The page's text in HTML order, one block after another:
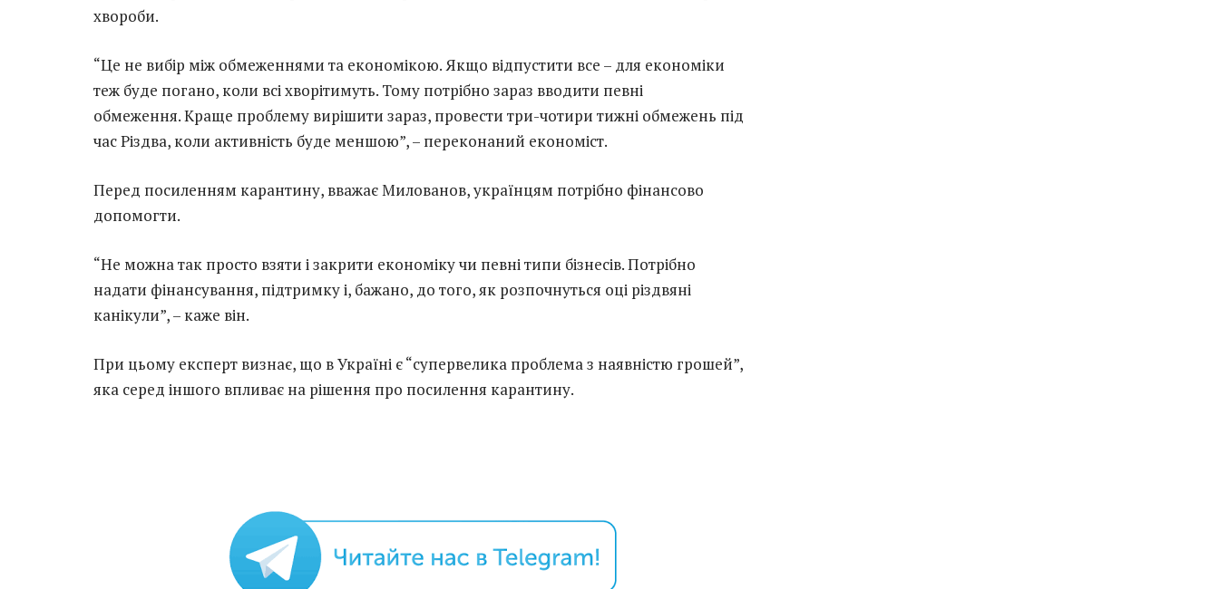
хвороби.
“Це не вибір між обмеженнями та економікою. Якщо відпустити все – для економіки
теж буде погано, коли всі хворітимуть. Тому потрібно зараз вводити певні
обмеження. Краще проблему вирішити зараз, провести три-чотири тижні обмежень під
час Різдва, коли активність буде меншою”, – переконаний економіст.
Перед посиленням карантину, вважає Милованов, українцям потрібно фінансово
допомогти.
“Не можна так просто взяти і закрити економіку чи певні типи бізнесів. Потрібно
надати фінансування, підтримку і, бажано, до того, як розпочнуться оці різдвяні
канікули”, – каже він.
При цьому експерт визнає, що в Україні є “супервелика проблема з наявністю грошей”,
яка серед іншого впливає на рішення про посилення карантину.